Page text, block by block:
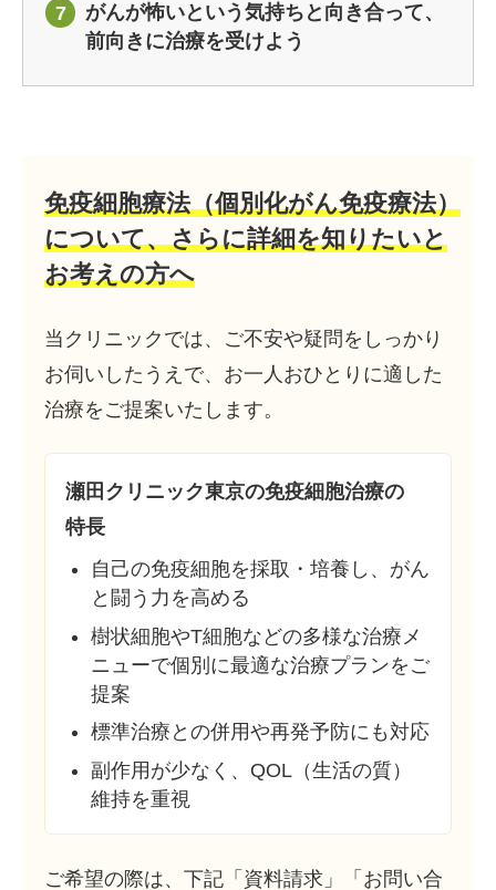
7
がんが怖いという気持ちと向き合って、
前向きに治療を受けよう
免疫細胞療法（個別化がん免疫療法）
について、さらに詳細を知りたいと
お考えの方へ
当クリニックでは、ご不安や疑問をしっかり
お伺いしたうえで、お一人おひとりに適した
治療をご提案いたします。
瀬田クリニック東京の免疫細胞治療の
特長
自己の免疫細胞を採取・培養し、がん
と闘う力を高める
樹状細胞やT細胞などの多様な治療メ
ニューで個別に最適な治療プランをご
提案
標準治療との併用や再発予防にも対応
副作用が少なく、QOL（生活の質）
維持を重視
ご希望の際は、下記「資料請求」「お問い合